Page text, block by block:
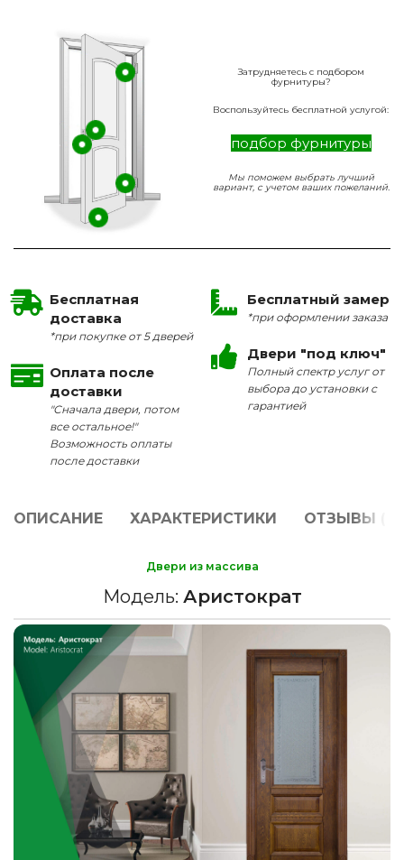
Затрудняетесь с подбором
фурнитуры?
Воспользуйтесь бесплатной услугой:
подбор фурнитуры
Мы поможем выбрать лучший
вариант, с учетом ваших пожеланий.
Бесплатная
доставка
*при покупке от 5 дверей
Оплата после
доставки
"Сначала двери, потом
все остальное!"
Возможность оплаты
после доставки
Бесплатный замер
*при оформлении заказа
Двери "под ключ"
Полный спектр услуг от
выбора до установки с
гарантией
ОПИСАНИЕ ХАРАКТЕРИСТИКИ ОТЗЫВЫ (0)
Двери из массива
Модель: Аристократ